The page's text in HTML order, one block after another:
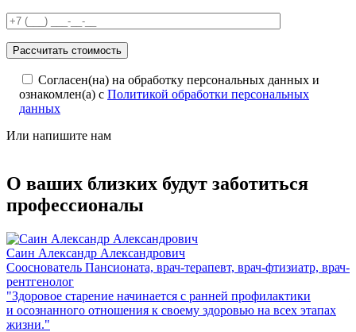
Согласен(на) на обработку персональных данных и
ознакомлен(а) с Политикой обработки персональных
данных
Или напишите нам
О ваших близких будут заботиться
профессионалы
Саин Александр Александрович
Сооснователь Пансионата, врач-терапевт, врач-фтизиатр, врач-
рентгенолог
"Здоровое старение начинается с ранней профилактики
и осознанного отношения к своему здоровью на всех этапах
жизни."